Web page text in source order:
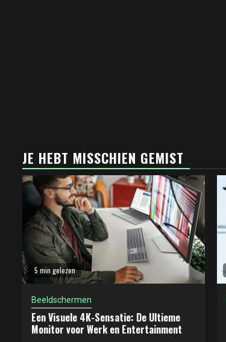
JE HEBT MISSCHIEN GEMIST
5 min gelezen
Beeldschermen
Een Visuele 4K-Sensatie: De Ultieme
Monitor voor Werk en Entertainment